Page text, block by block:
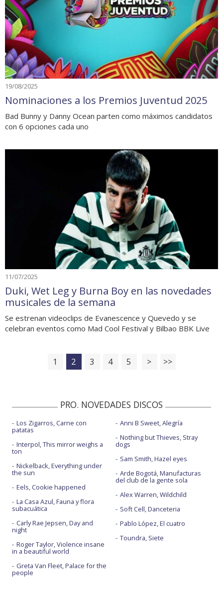
19/08/2025
Nominaciones a los Premios Juventud 2025
Bad Bunny y Danny Ocean parten como máximos candidatos
con 6 opciones cada uno
11/07/2025
Duki, Wet Leg y Burna Boy en las novedades
musicales de la semana
Se estrenan videoclips de Evanescence y Quevedo y se
celebran eventos como Mad Cool Festival y Bilbao BBK Live
1 2 3 4 5 > >>
PRO. NOVEDADES DISCOS
Los Zigarros, Carne con
patatas
Interpol, This mirror weighs a
ton
Nickelback, Everything under
the sun
Eels, Cookie happened
La Casa Azul, Fauna y flora
subacuática
Carly Rae Jepsen, Day and
night
Roger Taylor, Violence insane
in a beautiful world
Greta Van Fleet, Palace for the
people
Anni B Sweet, Alegría
Nothing but Thieves, Stray
dogs
Sam Smith, Hazel eyes
Arde Bogotá, Manufacturas
del club de la gente sola
Alex Warren, Wildchild
Soft Cell, Danceteria
Pablo López, El cuatro
Toundra, Siete